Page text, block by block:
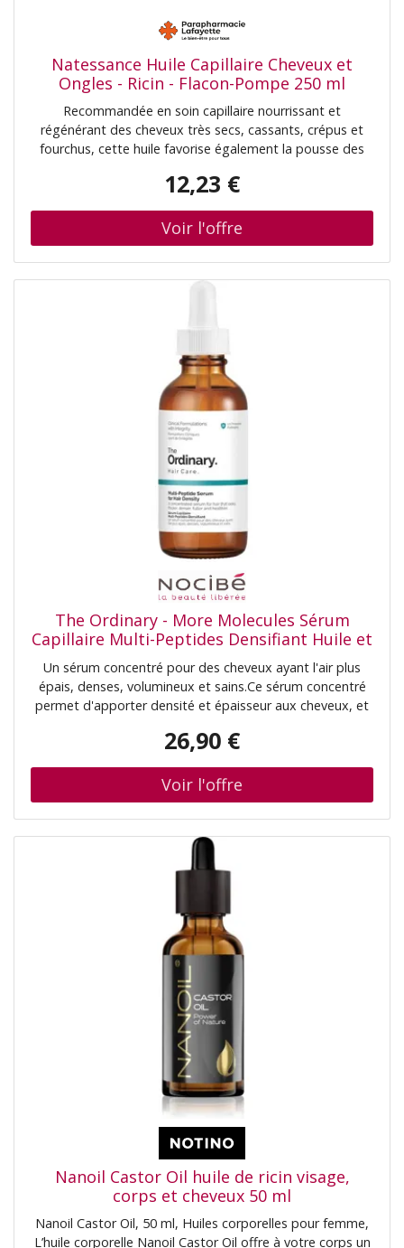
Natessance Huile Capillaire Cheveux et
Ongles - Ricin - Flacon-Pompe 250 ml
Recommandée en soin capillaire nourrissant et
régénérant des cheveux très secs, cassants, crépus et
fourchus, cette huile favorise également la pousse des
12,23 €
The Ordinary - More Molecules Sérum
Capillaire Multi-Peptides Densifiant Huile et
sérum cheveux 60 ml unisex
Un sérum concentré pour des cheveux ayant l'air plus
épais, denses, volumineux et sains.Ce sérum concentré
permet d'apporter densité et épaisseur aux cheveux, et
plusieurs technologies à des concentrations très élevées
aminés, polyphénols...) dont du REDENSYLTM, du
ProcapilTM, du CAPIXYLTM, du BAICAPILTM, du
AnaGainTM et de la Caféine à solubilité élevée, le tout
dans une base émolliente très légère pour une
absorption rapide. La concentration totale de ces
technologies est de 21,15% (en poids).
26,90 €
Nanoil Castor Oil huile de ricin visage,
corps et cheveux 50 ml
Nanoil Castor Oil, 50 ml, Huiles corporelles pour femme,
L’huile corporelle Nanoil Castor Oil offre à votre corps un